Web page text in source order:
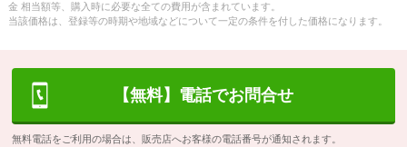
金 相当額等、購入時に必要な全ての費用が含まれています。
当該価格は、登録等の時期や地域などについて一定の条件を付した価格になります。
【無料】電話でお問合せ
無料電話をご利用の場合は、販売店へお客様の電話番号が通知されます。